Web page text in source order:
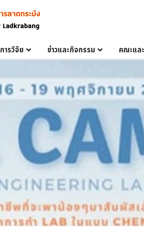
การวิจัย ข่าวและกิจกรรม คณะแล